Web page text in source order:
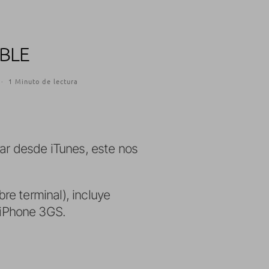
· 1 Minuto de lectura
desde iTunes, este nos
terminal), incluye
3GS.